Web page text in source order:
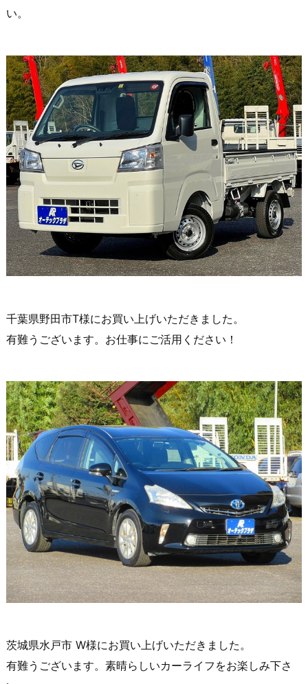
い。
千葉県野田市T様にお買い上げいただきました。
有難うございます。お仕事にご活用ください！
茨城県水戸市 W様にお買い上げいただきました。
有難うございます。素晴らしいカーライフをお楽しみ下さ